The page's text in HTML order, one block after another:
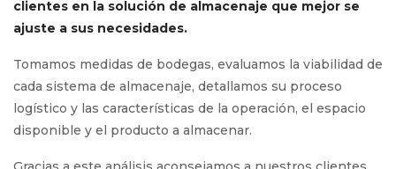
clientes en la solución de almacenaje que mejor se
ajuste a sus necesidades.
Tomamos medidas de bodegas, evaluamos la viabilidad de
cada sistema de almacenaje, detallamos su proceso
logístico y las características de la operación, el espacio
disponible y el producto a almacenar.